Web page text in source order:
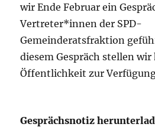
wir Ende Februar ein
Vertreter*innen der SPD-
Gemeinderatsfraktion
diesem Gespräch stellen wir
Öffentlichkeit zur
Gesprächsnotiz